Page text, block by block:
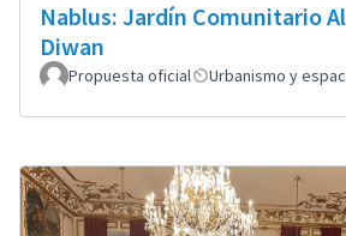
Nablus: Jardín Comunitario
Diwan
Propuesta oficial Urbanismo y